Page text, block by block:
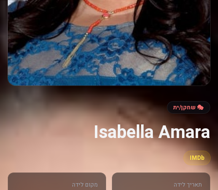
🎭 שחקן/ית
Isabella Amara
IMDb
תאריך לידה מקום לידה